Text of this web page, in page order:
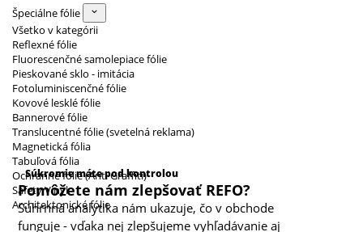
Špeciálne fólie
Všetko v kategórii
Reflexné fólie
Fluorescenčné samolepiace fólie
Pieskované sklo - imitácia
Fotoluminiscenčné fólie
Kovové lesklé fólie
Bannerové fólie
Translucentné fólie (svetelná reklama)
Magnetická fólia
Tabuľová fólia
Ochranné fólie (Anti Graffiti)
Safety Vinyl
Architektonické fólie
Súkromie máte pod kontrolou
Pomôžete nám zlepšovať REFO?
Súhrnná analytika nám ukazuje, čo v obchode
funguje - vďaka nej zlepšujeme vyhľadávanie aj
Kategórie cookies